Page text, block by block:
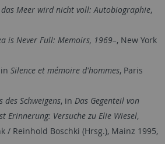
Meer wird nicht voll: Autobiographie,
is Never Full: Memoirs, 1969–, New York
Silence et mémoire d'hommes, Paris
des Schweigens, in Das Gegenteil von
Erinnerung: Versuche zu Elie Wiesel,
/ Reinhold Boschki (Hrsg.), Mainz 1995,